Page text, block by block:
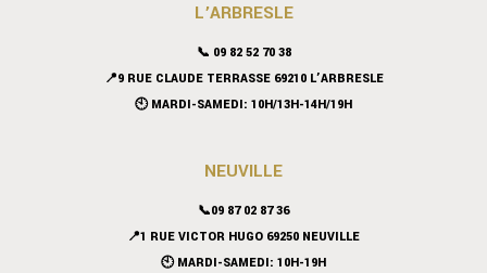
L’ARBRESLE
📞 09 82 52 70 38
📍9 RUE CLAUDE TERRASSE 69210 L’ARBRESLE
🕙 MARDI-SAMEDI: 10H/13H-14H/19H
NEUVILLE
📞09 87 02 87 36
📍1 RUE VICTOR HUGO 69250 NEUVILLE
🕙 MARDI-SAMEDI: 10H-19H